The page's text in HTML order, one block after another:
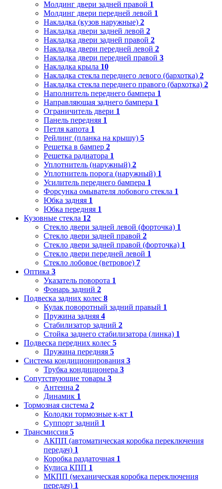
Молдинг двери задней правой 1
Молдинг двери передней левой 1
Накладка (кузов наружные) 2
Накладка двери задней левой 2
Накладка двери задней правой 2
Накладка двери передней левой 2
Накладка двери передней правой 3
Накладка крыла 10
Накладка стекла переднего левого (бархотка) 2
Накладка стекла переднего правого (бархотка) 2
Наполнитель переднего бампера 1
Направляющая заднего бампера 1
Ограничитель двери 1
Панель передняя 1
Петля капота 1
Рейлинг (планка на крышу) 5
Решетка в бампер 2
Решетка радиатора 1
Уплотнитель (наружный) 2
Уплотнитель порога (наружный) 1
Усилитель переднего бампера 1
Форсунка омывателя лобового стекла 1
Юбка задняя 1
Юбка передняя 1
Кузовные стекла 12
Стекло двери задней левой (форточка) 1
Стекло двери задней правой 2
Стекло двери задней правой (форточка) 1
Стекло двери передней левой 1
Стекло лобовое (ветровое) 7
Оптика 3
Указатель поворота 1
Фонарь задний 2
Подвеска задних колес 8
Кулак поворотный задний правый 1
Пружина задняя 4
Стабилизатор задний 2
Стойка заднего стабилизатора (линка) 1
Подвеска передних колес 5
Пружина передняя 5
Система кондиционирования 3
Трубка кондиционера 3
Сопутствующие товары 3
Антенна 2
Динамик 1
Тормозная система 2
Колодки тормозные к-кт 1
Суппорт задний 1
Трансмиссия 5
АКПП (автоматическая коробка переключения
передач) 1
Коробка раздаточная 1
Кулиса КПП 1
МКПП (механическая коробка переключения
передач) 1